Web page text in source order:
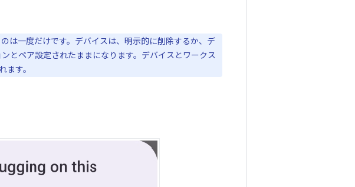
は一度だけです。デバイスは、明示的に削除するか、デ
とペア設定されたままになります。デバイスとワークス
す。